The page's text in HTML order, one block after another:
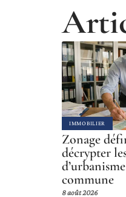
IMMOBILIER
Zonage
décrypter
commune
8 août 2026